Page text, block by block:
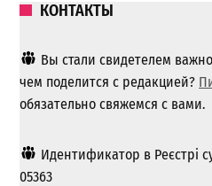
КОНТАКТЫ
Вы стали свидетелем
чем поделится с редакцией?
обязательно свяжемся с вами.
Идентификатор в Реєстрі
05363